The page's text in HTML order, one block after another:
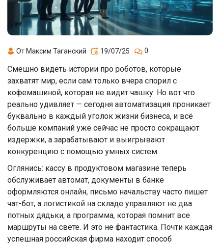
От Максим Таганский 19/07/25 0
Смешно видеть истории про роботов, которые
захватят мир, если сам только вчера спорил с
кофемашиной, которая не видит чашку. Но вот что
реально удивляет — сегодня автоматизация проникает
буквально в каждый уголок жизни бизнеса, и всё
больше компаний уже сейчас не просто сокращают
издержки, а зарабатывают и выигрывают
конкуренцию с помощью умных систем.
Оглянись: кассу в продуктовом магазине теперь
обслуживает автомат, документы в банке
оформляются онлайн, письмо начальству часто пишет
чат-бот, а логистикой на складе управляют не два
потных дядьки, а программа, которая помнит все
маршруты на свете. И это не фантастика. Почти каждая
успешная российская фирма находит способ